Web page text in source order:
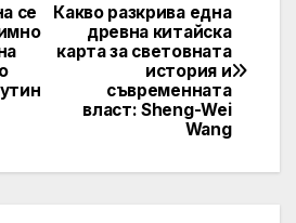
Какво разкрива една
древна китайска
карта за световната
история и
съвременната
власт: Sheng-Wei
Wang
се